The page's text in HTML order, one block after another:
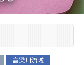
高梁川流域